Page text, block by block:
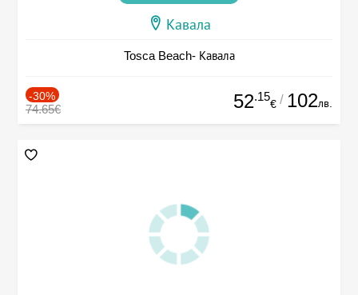
Кавала
Tosca Beach- Кавала
-30%
74.65€ 52.15
€ / 102лв.